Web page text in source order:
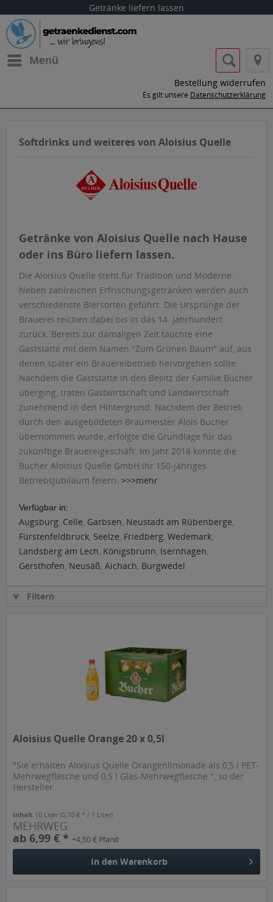
Getränke liefern lassen
Menü
Bestellung widerrufen
Es gilt unsere Datenschutzerklärung
Softdrinks und weiteres von Aloisius Quelle
Getränke von Aloisius Quelle nach Hause
oder ins Büro liefern lassen.
Die Aloisius Quelle steht für Tradition und Moderne.
Neben zahlreichen Erfrischungsgetränken werden auch
verschiedenste Biersorten geführt. Die Ursprünge der
Brauerei reichen dabei bis in das 14. Jahrhundert
zurück. Bereits zur damaligen Zeit tauchte eine
Gaststätte mit dem Namen "Zum Grünen Baum" auf, aus
denen später ein Brauereibetrieb hervorgehen sollte.
Nachdem die Gaststätte in den Besitz der Familie Bucher
überging, traten Gastwirtschaft und Landwirtschaft
zunehmend in den Hintergrund. Nachdem der Betrieb
durch den ausgebildeten Braumeister Alois Bucher
übernommen wurde, erfolgte die Grundlage für das
zukünftige Brauereigeschäft. Im Jahr 2018 konnte die
Bucher Aloisius Quelle GmbH ihr 150-jähriges
Betriebsjubiläum feiern. >>>mehr
Verfügbar in:
Augsburg, Celle, Garbsen, Neustadt am Rübenberge,
Fürstenfeldbruck, Seelze, Friedberg, Wedemark,
Landsberg am Lech, Königsbrunn, Isernhagen,
Gersthofen, Neusäß, Aichach, Burgwedel
Filtern
Aloisius Quelle Orange 20 x 0,5l
"Sie erhalten Aloisius Quelle Orangenlimonade als 0,5 l PET-
Mehrwegflasche und 0,5 l Glas-Mehrwegflasche.", so der
Hersteller.
Inhalt 10 Liter(0,70 € * / 1 Liter)
MEHRWEG
ab 6,99 € *+4,50 € Pfand
In den Warenkorb